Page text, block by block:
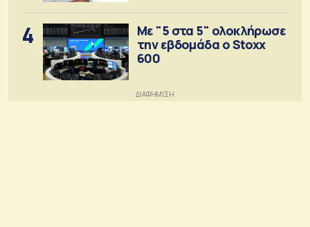
4
Με "5 στα 5" ολοκλήρωσε
την εβδομάδα ο Stoxx
600